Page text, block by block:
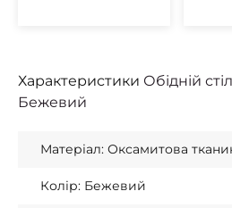
Характеристики Обідній
Бежевий
Матеріал: Оксамитова
Колір: Бежевий